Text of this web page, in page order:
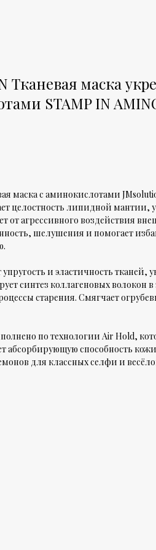
Тканевая маска
STAMP IN
маска с аминокислотами
целостность липидной мантии,
от агрессивного воздействия
шелушения и помогает
и эластичность тканей,
синтез коллагеновых волокон
старения. Смягчает
по технологии Air Hold,
способность
для классных селфи и